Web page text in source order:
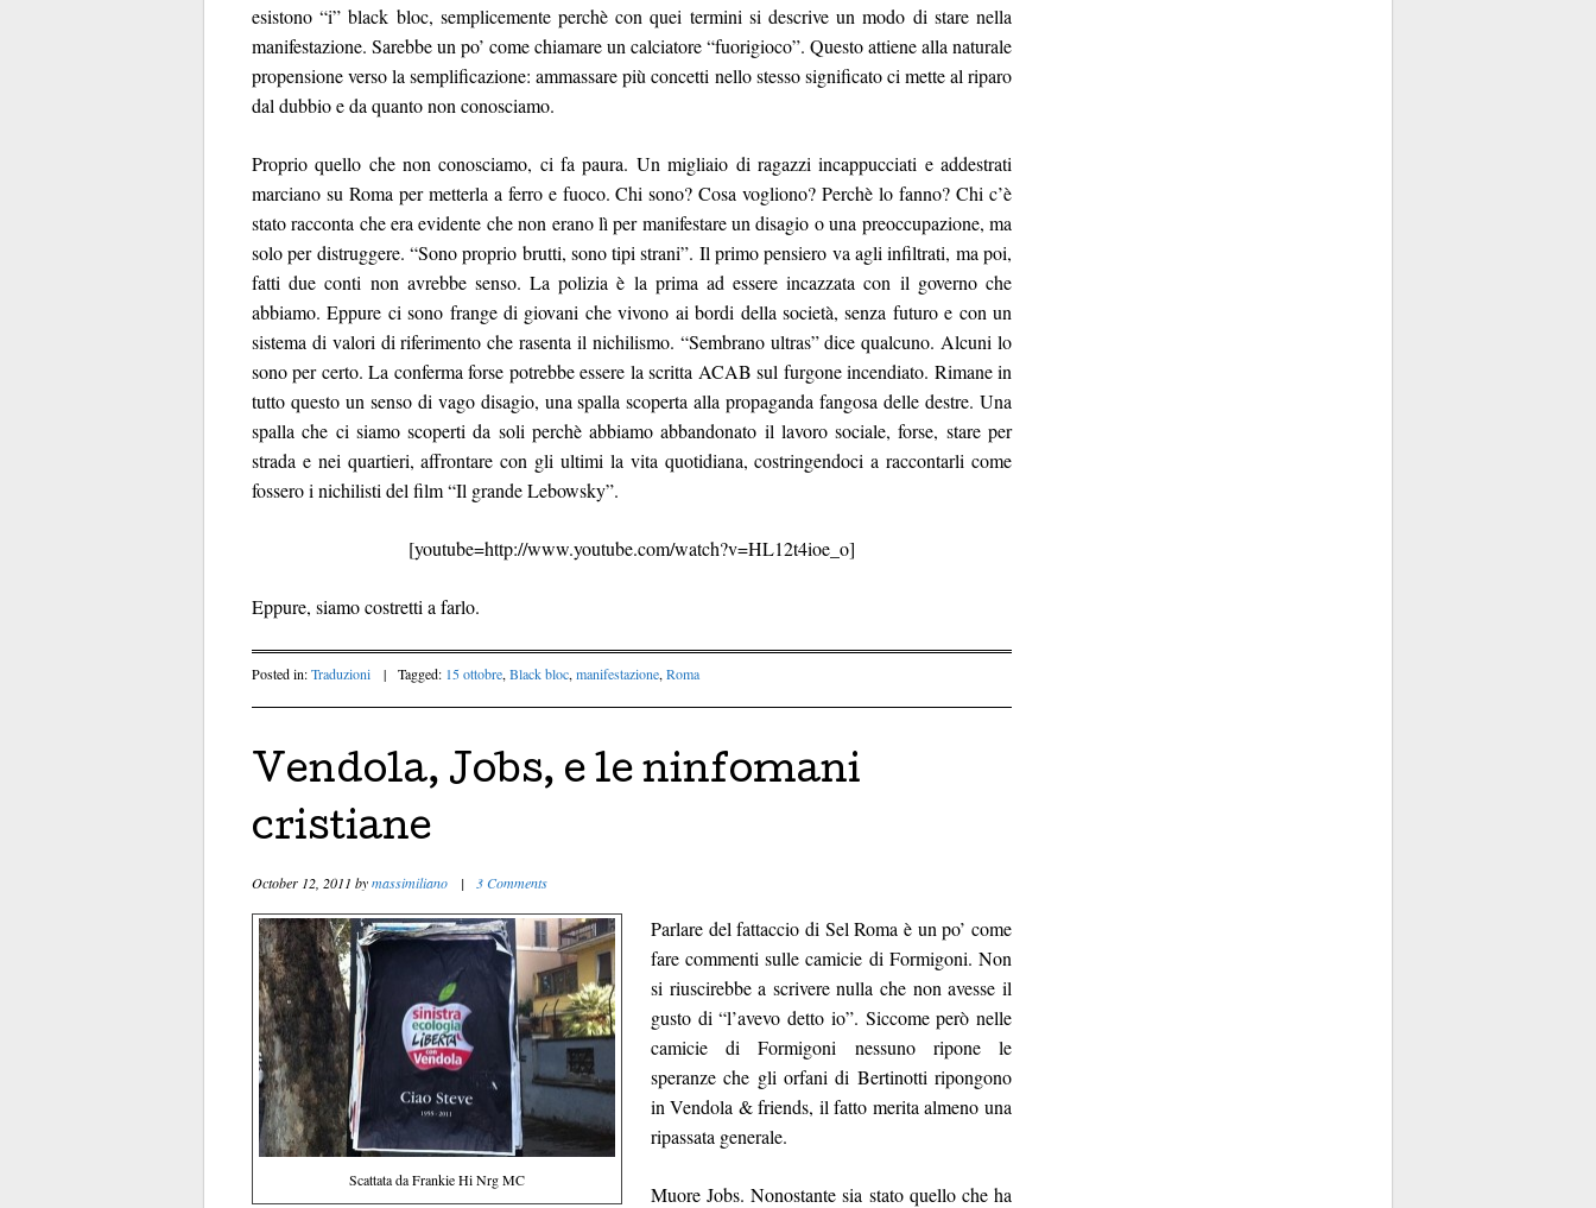
esistono “i” black bloc, semplicemente perchè con quei termini si descrive un modo di stare nella
manifestazione. Sarebbe un po’ come chiamare un calciatore “fuorigioco”. Questo attiene alla naturale
propensione verso la semplificazione: ammassare più concetti nello stesso significato ci mette al riparo
dal dubbio e da quanto non conosciamo.
Proprio quello che non conosciamo, ci fa paura. Un migliaio di ragazzi incappucciati e addestrati
marciano su Roma per metterla a ferro e fuoco. Chi sono? Cosa vogliono? Perchè lo fanno? Chi c’è
stato racconta che era evidente che non erano lì per manifestare un disagio o una preoccupazione, ma
solo per distruggere. “Sono proprio brutti, sono tipi strani”. Il primo pensiero va agli infiltrati, ma poi,
fatti due conti non avrebbe senso. La polizia è la prima ad essere incazzata con il governo che
abbiamo. Eppure ci sono frange di giovani che vivono ai bordi della società, senza futuro e con un
sistema di valori di riferimento che rasenta il nichilismo. “Sembrano ultras” dice qualcuno. Alcuni lo
sono per certo. La conferma forse potrebbe essere la scritta ACAB sul furgone incendiato. Rimane in
tutto questo un senso di vago disagio, una spalla scoperta alla propaganda fangosa delle destre. Una
spalla che ci siamo scoperti da soli perchè abbiamo abbandonato il lavoro sociale, forse, stare per
strada e nei quartieri, affrontare con gli ultimi la vita quotidiana, costringendoci a raccontarli come
fossero i nichilisti del film “Il grande Lebowsky”.
[youtube=http://www.youtube.com/watch?v=HL12t4ioe_o]
Eppure, siamo costretti a farlo.
Posted in:Traduzioni | Tagged: 15 ottobre, Black bloc, manifestazione, Roma
Vendola, Jobs, e le ninfomani
cristiane
October 12, 2011 bymassimiliano | 3 Comments
Scattata da Frankie Hi Nrg MC
Parlare del fattaccio di Sel Roma è un po’ come
fare commenti sulle camicie di Formigoni. Non
si riuscirebbe a scrivere nulla che non avesse il
gusto di “l’avevo detto io”. Siccome però nelle
camicie di Formigoni nessuno ripone le
speranze che gli orfani di Bertinotti ripongono
in Vendola & friends, il fatto merita almeno una
ripassata generale.
Muore Jobs. Nonostante sia stato quello che ha